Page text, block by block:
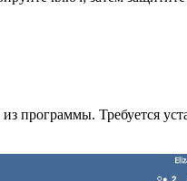
программы. Требуется